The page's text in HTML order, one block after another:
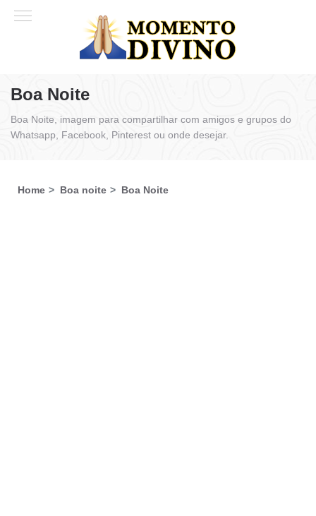
Boa Noite
Boa Noite, imagem para compartilhar com amigos e grupos do
Whatsapp, Facebook, Pinterest ou onde desejar.
Home Boa noite Boa Noite